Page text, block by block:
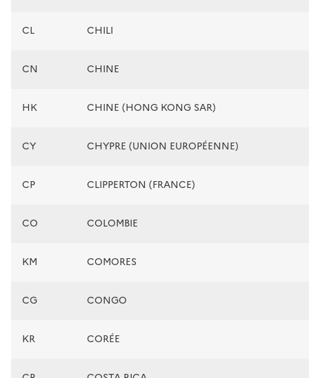
CL CHILI
CN CHINE
HK CHINE (HONG KONG SAR)
CY CHYPRE (UNION EUROPÉENNE)
CP CLIPPERTON (FRANCE)
CO COLOMBIE
KM COMORES
CG CONGO
KR CORÉE